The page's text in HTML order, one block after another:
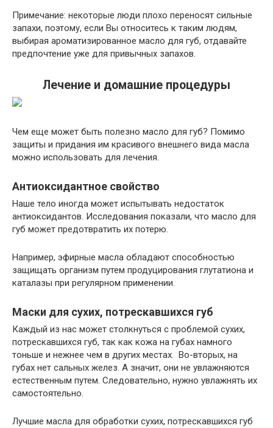
Примечание: некоторые люди плохо переносят сильные
запахи, поэтому, если Вы относитесь к таким людям,
выбирая ароматизированное масло для губ, отдавайте
предпочтение уже для привычных запахов.
Лечение и домашние процедуры
Чем еще может быть полезно масло для губ? Помимо
защиты и придания им красивого внешнего вида масла
можно использовать для лечения.
Антиоксидантное свойство
Наше тело иногда может испытывать недостаток
антиоксидантов. Исследования показали, что масло для
губ может предотвратить их потерю.
Например, эфирные масла обладают способностью
защищать организм путем продуцирования глутатиона и
каталазы при регулярном применении.
Маски для сухих, потрескавшихся губ
Каждый из нас может столкнуться с проблемой сухих,
потрескавшихся губ, так как кожа на губах намного
тоньше и нежнее чем в других местах. Во-вторых, на
губах нет сальных желез. А значит, они не увлажняются
естественным путем. Следовательно, нужно увлажнять их
самостоятельно.
Лучшие масла для обработки сухих, потрескавшихся губ